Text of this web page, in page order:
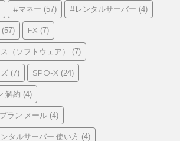
#マネー (57) #レンタルサーバー (4)
(57) FX (7)
（ソフトウェア） (7)
(7) SPO-X (24)
解約 (4)
ラン メール (4)
タルサーバー 使い方 (4)